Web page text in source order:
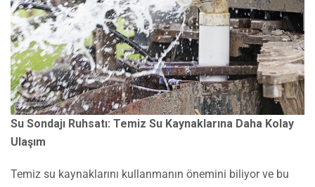
Su Sondajı Ruhsatı: Temiz Su Kaynaklarına Daha Kolay
Ulaşım
Temiz su kaynaklarını kullanmanın önemini biliyor ve bu